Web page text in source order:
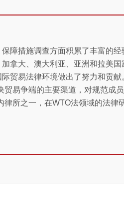
障措施调查方面积累了丰富的
拿大、澳大利亚、亚洲和拉美
贸易法律环境做出了努力和贡
易争端的主要渠道，对规范成
所之一，在WTO法领域的法律